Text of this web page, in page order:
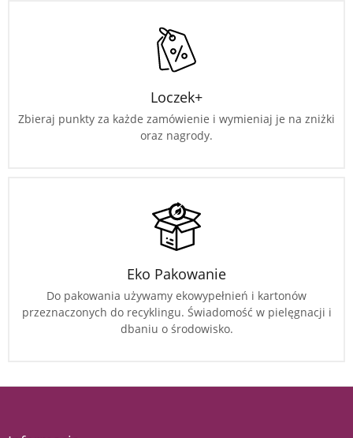
Loczek+
Zbieraj punkty za każde zamówienie i wymieniaj je na zniżki
oraz nagrody.
Eko Pakowanie
Do pakowania używamy ekowypełnień i kartonów
przeznaczonych do recyklingu. Świadomość w pielęgnacji i
dbaniu o środowisko.